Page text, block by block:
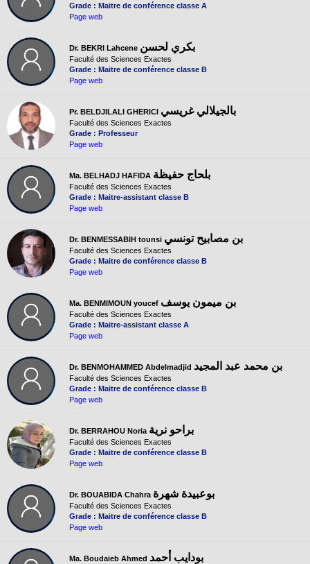
Grade : Maitre de conférence classe A
Page web
Dr. BEKRI Lahcene بكري لحسن
Faculté des Sciences Exactes
Grade : Maitre de conférence classe B
Page web
Pr. BELDJILALI GHERICI بالجيلالي غريسي
Faculté des Sciences Exactes
Grade : Professeur
Page web
Ma. BELHADJ HAFIDA بلحاج حفيظة
Faculté des Sciences Exactes
Grade : Maitre-assistant classe B
Page web
Dr. BENMESSABIH tounsi بن مصابيح تونسي
Faculté des Sciences Exactes
Grade : Maitre de conférence classe B
Page web
Ma. BENMIMOUN youcef بن ميمون يوسف
Faculté des Sciences Exactes
Grade : Maitre-assistant classe A
Page web
Dr. BENMOHAMMED Abdelmadjid بن محمد عبد المجيد
Faculté des Sciences Exactes
Grade : Maitre de conférence classe B
Page web
Dr. BERRAHOU Noria براحو نرية
Faculté des Sciences Exactes
Grade : Maitre de conférence classe B
Page web
Dr. BOUABIDA Chahra بوعبيدة شهرة
Faculté des Sciences Exactes
Grade : Maitre de conférence classe B
Page web
Ma. Boudaieb Ahmed بودايب أحمد